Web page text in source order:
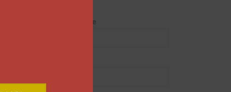
Adresse de messagerie